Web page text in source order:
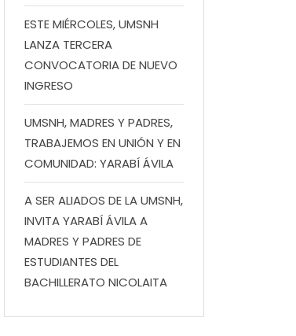
ESTE MIÉRCOLES, UMSNH
LANZA TERCERA
CONVOCATORIA DE NUEVO
INGRESO
UMSNH, MADRES Y PADRES,
TRABAJEMOS EN UNIÓN Y EN
COMUNIDAD: YARABÍ ÁVILA
A SER ALIADOS DE LA UMSNH,
INVITA YARABÍ ÁVILA A
MADRES Y PADRES DE
ESTUDIANTES DEL
BACHILLERATO NICOLAITA